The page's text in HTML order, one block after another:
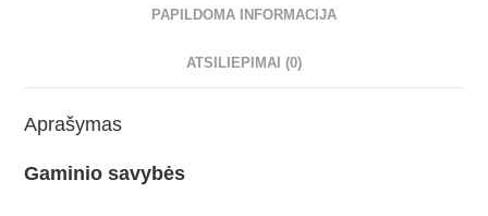
PAPILDOMA INFORMACIJA
ATSILIEPIMAI (0)
Aprašymas
Gaminio savybės